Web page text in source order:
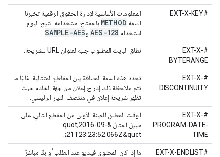
#EXT-X-KEY
المعلومات الأساسية لإدارة الحقوق الرقمية تخبرنا
السمة METHOD بالمفتاح استخدامه. نتيح اليوم
استخدام AES-128 وSAMPLE-AES
#EXT-X-
BYTERANGE
نطاق البايت المطلوب جلبه لعنوان URL للشريحة.
#EXT-X-
DISCONTINUITY
تحدد هذه السمة المسافة بين المقاطع المتتالية. غالبًا ما
تتم ملاحظة ذلك إدراج إعلان من جهة الخادم حيث
تظهر شريحة إعلان في منتصف التيار الرئيسي.
#EXT-X-
PROGRAM-DATE-
TIME
الوقت المطلق للعينة الأولى من المقطع التالي، على
سبيل المثال &quot;2016-09-
21T23:23:52.066Z&quot;.
#EXT-X-ENDLIST ما إذا كان المحتوى فيديو عند الطلب أو بثًا مباشرًا